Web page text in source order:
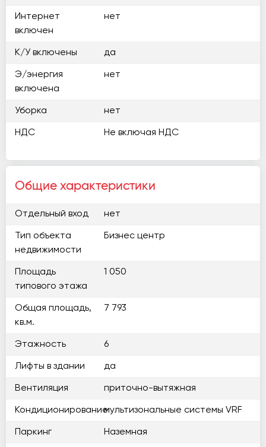
Интернет
включен
нет
К/У включены да
Э/энергия
включена
нет
Уборка нет
НДС Не включая НДС
Общие характеристики
Отдельный вход нет
Тип объекта
недвижимости
Бизнес центр
Площадь
типового этажа
1 050
Общая площадь,
кв.м.
7 793
Этажность 6
Лифты в здании да
Вентиляция приточно-вытяжная
Кондиционированиемультизональные системы VRF
Паркинг Наземная